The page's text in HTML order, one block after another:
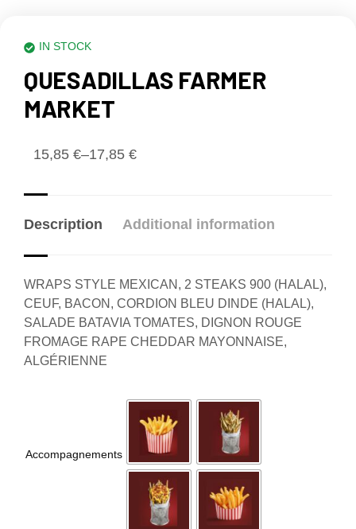
IN STOCK
QUESADILLAS FARMER
MARKET
15,85 €–17,85 €
Description Additional information
WRAPS STYLE MEXICAN, 2 STEAKS 900 (HALAL),
CEUF, BACON, CORDION BLEU DINDE (HALAL),
SALADE BATAVIA TOMATES, DIGNON ROUGE
FROMAGE RAPE CHEDDAR MAYONNAISE,
ALGÉRIENNE
Accompagnements